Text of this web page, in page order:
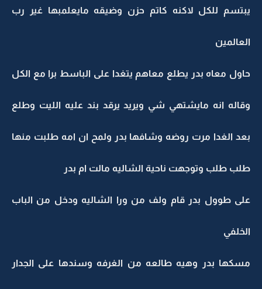
يبتسم للكل لاكنه كاتم حزن وضيقه مايعلمبها غير رب
العالمين
حاول معاه بدر يطلع معاهم يتغدا على الباسط برا مع الكل
وقاله انه مايشتهي شي ويريد يرقد بند عليه الليت وطلع
بعد الغدا مرت روضه وشافها بدر ولمح ان امه طلبت منها
طلب طلب وتوجهت ناحية الشاليه مالت ام بدر
على طوول بدر قام ولف من ورا الشاليه ودخل من الباب
الخلفي
مسكها بدر وهيه طالعه من الغرفه وسندها على الجدار